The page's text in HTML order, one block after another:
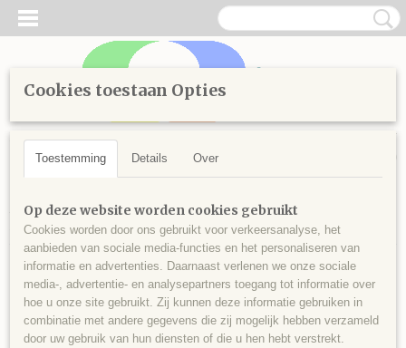
Inloggen Registreren
UW WINKELWAGEN
Home >Handwerken>Borduren>Splijtgaren>
3800>Splijtgaren 3803
Cookies toestaan Opties
Toestemming Details Over
Op deze website worden cookies gebruikt
Cookies worden door ons gebruikt voor verkeersanalyse, het
aanbieden van sociale media-functies en het personaliseren van
informatie en advertenties. Daarnaast verlenen we onze sociale
media-, advertentie- en analysepartners toegang tot informatie over
hoe u onze site gebruikt. Zij kunnen deze informatie gebruiken in
combinatie met andere gegevens die zij mogelijk hebben verzameld
door uw gebruik van hun diensten of die u hen hebt verstrekt.